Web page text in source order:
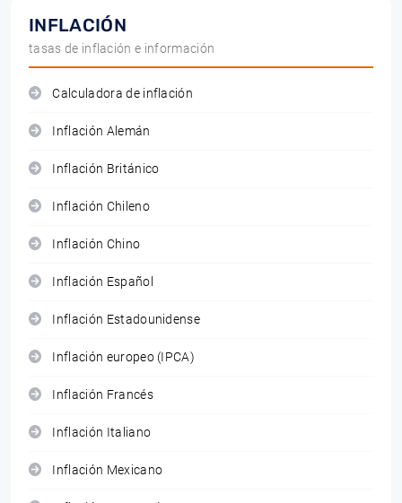
INFLACIÓN
tasas de inflación e información
Calculadora de inflación
Inflación Alemán
Inflación Británico
Inflación Chileno
Inflación Chino
Inflación Español
Inflación Estadounidense
Inflación europeo (IPCA)
Inflación Francés
Inflación Italiano
Inflación Mexicano